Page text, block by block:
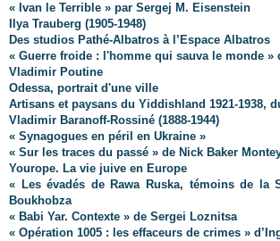
« Ivan le Terrible » par Sergej M. Eisenstein
Ilya Trauberg (1905-1948)
Des studios Pathé-Albatros à l’Espace Albatros
« Guerre froide : l'homme qui sauva le monde »
Vladimir Poutine
Odessa, portrait d'une ville
Artisans et paysans du Yiddishland 1921-1938,
Vladimir Baranoff-Rossiné (1888-1944)
« Synagogues en péril en Ukraine »
« Sur les traces du passé » de Nick Baker
Yourope. La vie juive en Europe
« Les évadés de Rawa Ruska, témoins de la
Boukhobza
« Babi Yar. Contexte » de Sergei Loznitsa
« Opération 1005 : les effaceurs de crimes »